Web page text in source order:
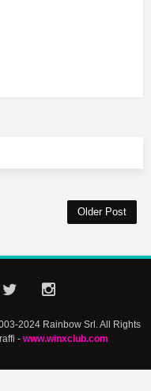
Older Post
2024 Rainbow Srl. All Rights
- www.winxclub.com